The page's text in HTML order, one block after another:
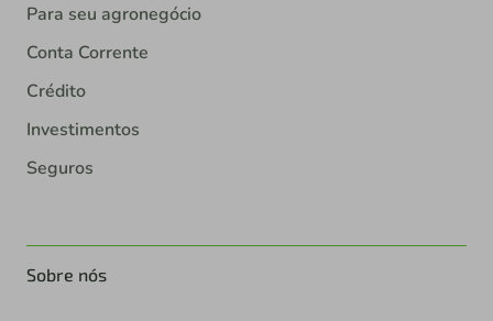
Para seu agronegócio
Conta Corrente
Crédito
Investimentos
Seguros
Sobre nós